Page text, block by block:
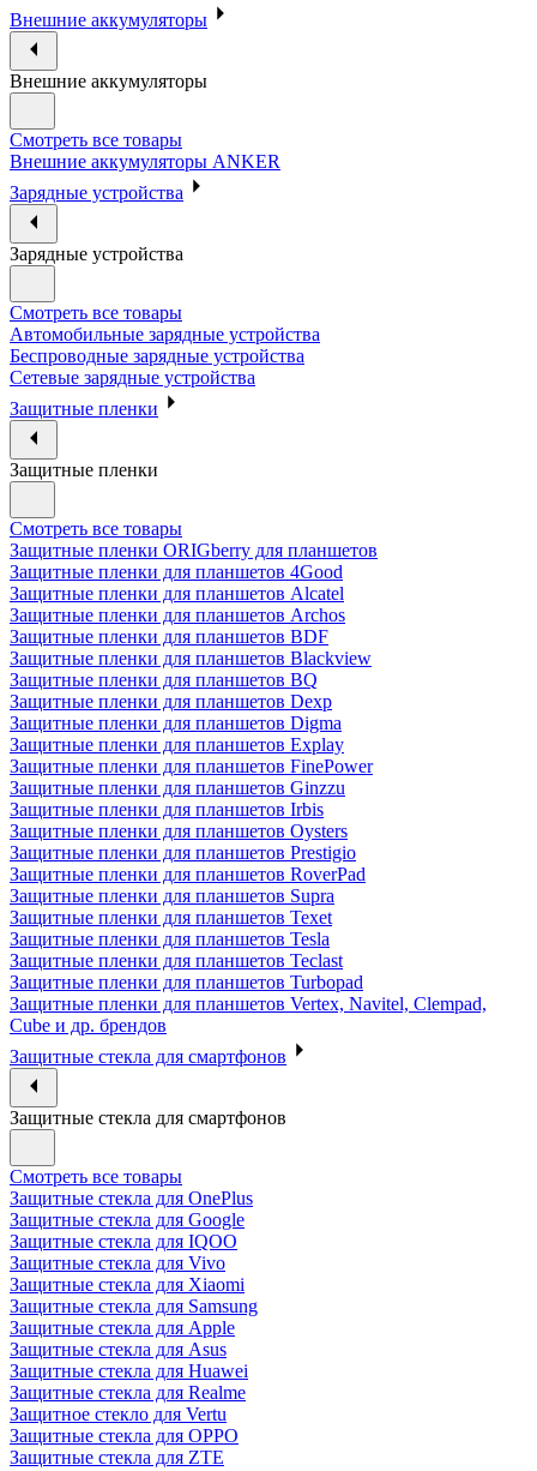
Внешние аккумуляторы
Внешние аккумуляторы
Смотреть все товары
Внешние аккумуляторы ANKER
Зарядные устройства
Зарядные устройства
Смотреть все товары
Автомобильные зарядные устройства
Беспроводные зарядные устройства
Сетевые зарядные устройства
Защитные пленки
Защитные пленки
Смотреть все товары
Защитные пленки ORIGberry для планшетов
Защитные пленки для планшетов 4Good
Защитные пленки для планшетов Alcatel
Защитные пленки для планшетов Archos
Защитные пленки для планшетов BDF
Защитные пленки для планшетов Blackview
Защитные пленки для планшетов BQ
Защитные пленки для планшетов Dexp
Защитные пленки для планшетов Digma
Защитные пленки для планшетов Explay
Защитные пленки для планшетов FinePower
Защитные пленки для планшетов Ginzzu
Защитные пленки для планшетов Irbis
Защитные пленки для планшетов Oysters
Защитные пленки для планшетов Prestigio
Защитные пленки для планшетов RoverPad
Защитные пленки для планшетов Supra
Защитные пленки для планшетов Texet
Защитные пленки для планшетов Tesla
Защитные пленки для планшетов Teclast
Защитные пленки для планшетов Turbopad
Защитные пленки для планшетов Vertex, Navitel, Clempad,
Cube и др. брендов
Защитные стекла для смартфонов
Защитные стекла для смартфонов
Смотреть все товары
Защитные стекла для OnePlus
Защитные стекла для Google
Защитные стекла для IQOO
Защитные стекла для Vivo
Защитные стекла для Xiaomi
Защитные стекла для Samsung
Защитные стекла для Apple
Защитные стекла для Asus
Защитные стекла для Huawei
Защитные стекла для Realme
Защитное стекло для Vertu
Защитные стекла для OPPO
Защитные стекла для ZTE